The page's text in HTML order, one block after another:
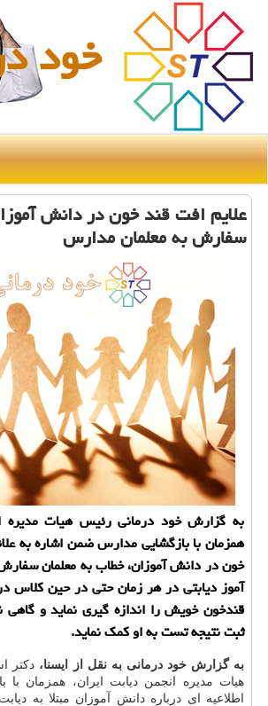
خود
علایم افت قند خون در دانش
سفارش به معلمان مدارس
به گزارش خود درمانی رئیس هیات مدیره
همزمان با بازگشایی مدارس ضمن اشاره به
خون در دانش آموزان، خطاب به معلمان
آموز دیابتی در هر زمان حتی در حین كلاس
قندخون خویش را اندازه گیری نماید و گاهی
ثبت نتیجه تست به او كمك نماید.
به گزارش خود درمانی به نقل از ایسنا، دكتر
هیات مدیره انجمن دیابت ایران، همزمان با
اطلاعیه ای درباره دانش آموزان مبتلا به